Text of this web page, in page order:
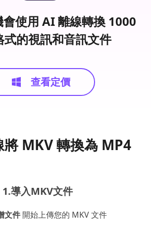
使用 AI 離線轉換 1000
式的視訊和音訊文件
查看定價
將 MKV 轉換為 MP4
1.導入MKV文件
文件開始上傳您的 MKV 文件